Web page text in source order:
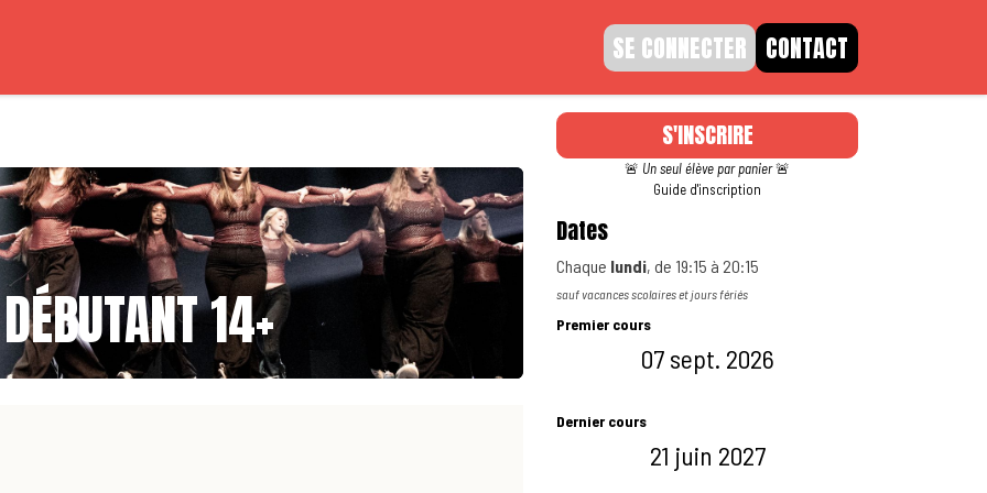
SE CONNECTER CONTACT
14+
S'INSCRIRE
🚨 Un seul élève par panier🚨
Guide d'inscription
Dates
Chaque lundi, de 19:15 à 20:15
sauf vacances scolaires et jours fériés
Premier cours
07 sept. 2026
Dernier cours
21 juin 2027